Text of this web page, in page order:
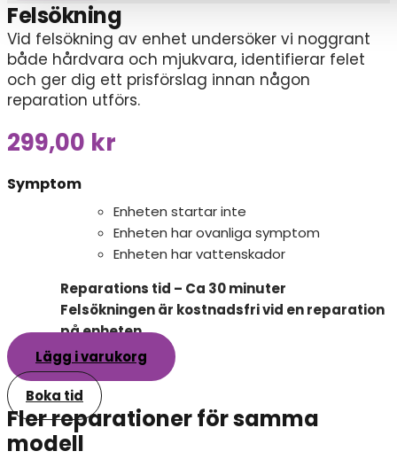
Felsökning
Vid felsökning av enhet undersöker vi noggrant
både hårdvara och mjukvara, identifierar felet
och ger dig ett prisförslag innan någon
reparation utförs.
299,00 kr
Symptom
Enheten startar inte
Enheten har ovanliga symptom
Enheten har vattenskador
Reparations tid – Ca 30 minuter
Felsökningen är kostnadsfri vid en reparation
på enheten
Lägg i varukorg
Boka tid
Fler reparationer för samma
modell